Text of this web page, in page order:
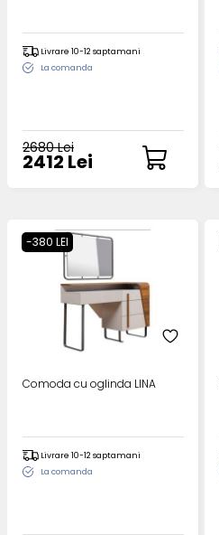
Livrare 10-12 saptamani
La comanda
2680 Lei
2412 Lei
-380 LEI
Comoda cu oglinda LINA
Livrare 10-12 saptamani
La comanda